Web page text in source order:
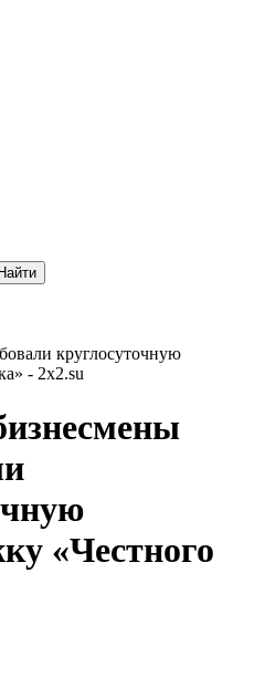
Найти
круглосуточную
- 2x2.su
«Честного